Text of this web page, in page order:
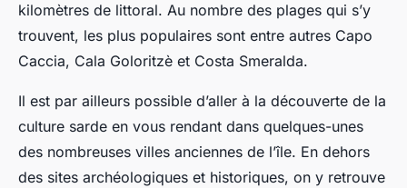
kilomètres de littoral. Au nombre des plages qui s’y
trouvent, les plus populaires sont entre autres Capo
Caccia, Cala Goloritzè et Costa Smeralda.
Il est par ailleurs possible d’aller à la découverte de la
culture sarde en vous rendant dans quelques-unes
des nombreuses villes anciennes de l’île. En dehors
des sites archéologiques et historiques, on y retrouve